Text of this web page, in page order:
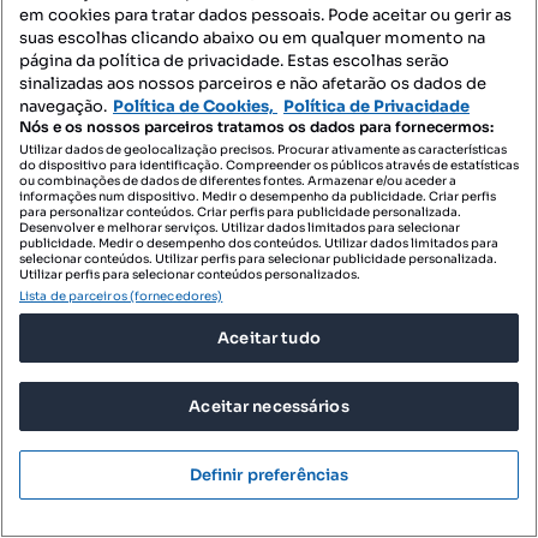
em cookies para tratar dados pessoais. Pode aceitar ou gerir as
suas escolhas clicando abaixo ou em qualquer momento na
página da política de privacidade. Estas escolhas serão
sinalizadas aos nossos parceiros e não afetarão os dados de
navegação. Política de Cookies, Política de Privacidade
Nós e os nossos parceiros tratamos os dados para fornecermos:
Utilizar dados de geolocalização precisos. Procurar ativamente as características
do dispositivo para identificação. Compreender os públicos através de estatísticas
ou combinações de dados de diferentes fontes. Armazenar e/ou aceder a
informações num dispositivo. Medir o desempenho da publicidade. Criar perfis
para personalizar conteúdos. Criar perfis para publicidade personalizada.
Desenvolver e melhorar serviços. Utilizar dados limitados para selecionar
publicidade. Medir o desempenho dos conteúdos. Utilizar dados limitados para
selecionar conteúdos. Utilizar perfis para selecionar publicidade personalizada.
Utilizar perfis para selecionar conteúdos personalizados.
Lista de parceiros (fornecedores)
Aceitar tudo
Aceitar necessários
Definir preferências